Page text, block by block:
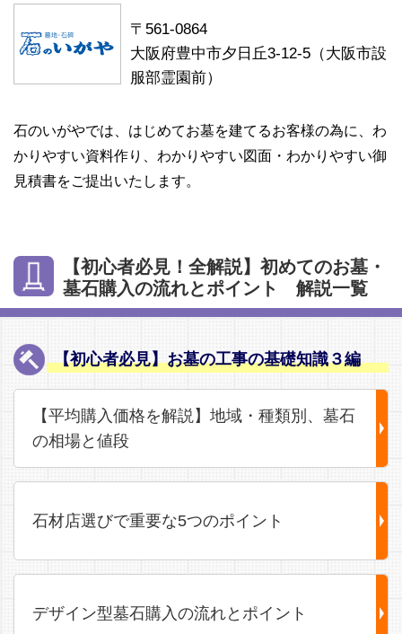
〒561-0864
大阪府豊中市夕日丘3-12-5（大阪市設
服部霊園前）
石のいがやでは、はじめてお墓を建てるお客様の為に、わ
かりやすい資料作り、わかりやすい図面・わかりやすい御
見積書をご提出いたします。
【初心者必見！全解説】初めてのお墓・
墓石購入の流れとポイント 解説一覧
【初心者必見】お墓の工事の基礎知識３編
【平均購入価格を解説】地域・種類別、墓石
の相場と値段
石材店選びで重要な5つのポイント
デザイン型墓石購入の流れとポイント